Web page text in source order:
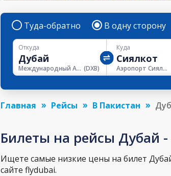
Туда-обратно В одну сторону
Откуда
Международный Аэропорт Дубая (DXB)
Куда
Аэропорт Сиялкота
Главная Рейсы В Пакистан
Билеты на рейсы Дубай
Ищете самые низкие цены на билет
сайте flydubai.